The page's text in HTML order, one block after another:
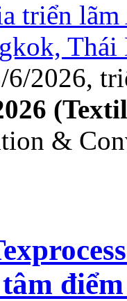
2026,
&